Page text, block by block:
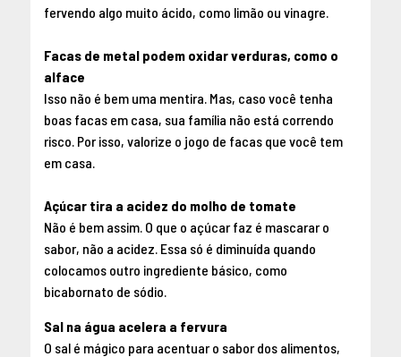
fervendo algo muito ácido, como limão ou vinagre.
Facas de metal podem oxidar verduras, como o
alface
Isso não é bem uma mentira. Mas, caso você tenha
boas facas em casa, sua família não está correndo
risco. Por isso, valorize o jogo de facas que você tem
em casa.
Açúcar tira a acidez do molho de tomate
Não é bem assim. O que o açúcar faz é mascarar o
sabor, não a acidez. Essa só é diminuída quando
colocamos outro ingrediente básico, como
bicabornato de sódio.
Sal na água acelera a fervura
O sal é mágico para acentuar o sabor dos alimentos,